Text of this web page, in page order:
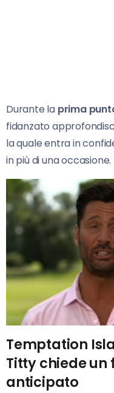
Durante la prima
fidanzato
la quale entra in
in più di una occasione.
Temptation
Titty chiede
anticipato